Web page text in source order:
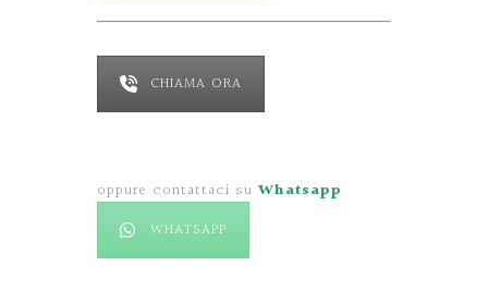
CHIAMA ORA
oppure contattaci su Whatsapp
WHATSAPP